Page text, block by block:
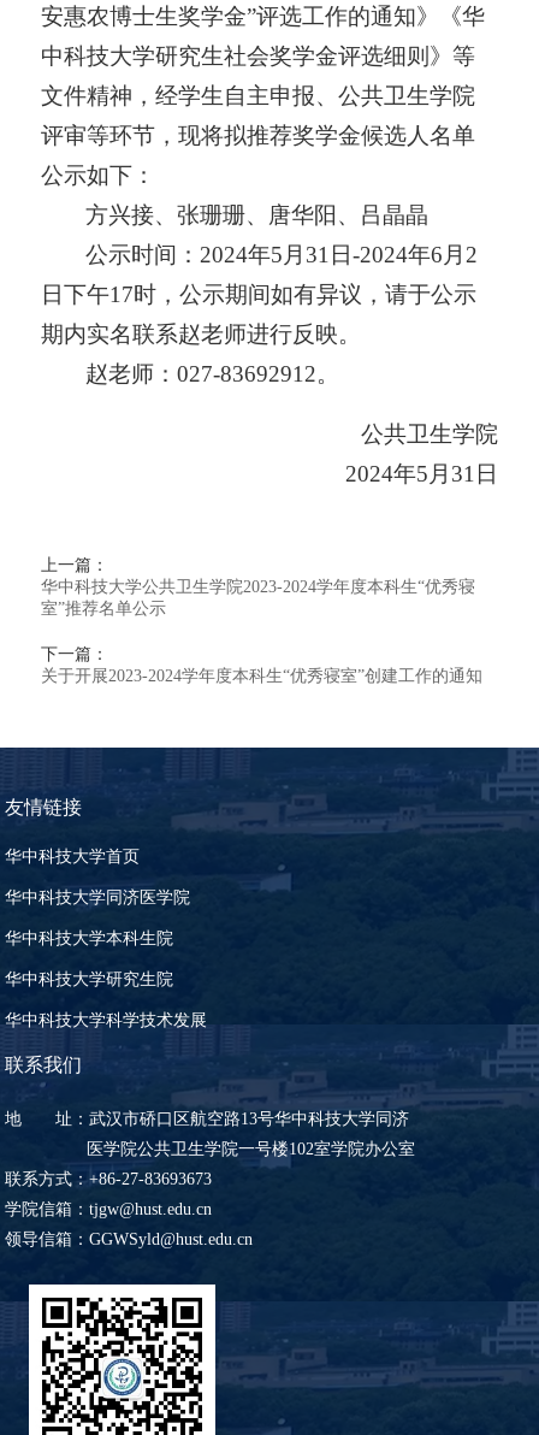
安惠农博士生奖学金”评选工作的通知》《华
中科技大学研究生社会奖学金评选细则》等
文件精神，经学生自主申报、公共卫生学院
评审等环节，现将拟推荐奖学金候选人名单
公示如下：
方兴接、张珊珊、唐华阳、吕晶晶
公示时间： 2024年5 月 31 日-2024年6 月 2
日下午17时，公示期间如有异议，请于公示
期内实名联系赵老师进行反映。
赵老师：027-83692912。
公共卫生学院
2024年5 月 31 日
上一篇：
华中科技大学公共卫生学院2023-2024学年度本科生“优秀寝
室”推荐名单公示
下一篇：
关于开展2023-2024学年度本科生“优秀寝室”创建工作的通知
友情链接
华中科技大学首页
华中科技大学同济医学院
华中科技大学本科生院
华中科技大学研究生院
华中科技大学科学技术发展
联系我们
地 址：武汉市硚口区航空路13号华中科技大学同济
医学院公共卫生学院一号楼102室学院办公室
联系方式：+86-27-83693673
学院信箱：tjgw@hust.edu.cn
领导信箱：GGWSyld@hust.edu.cn